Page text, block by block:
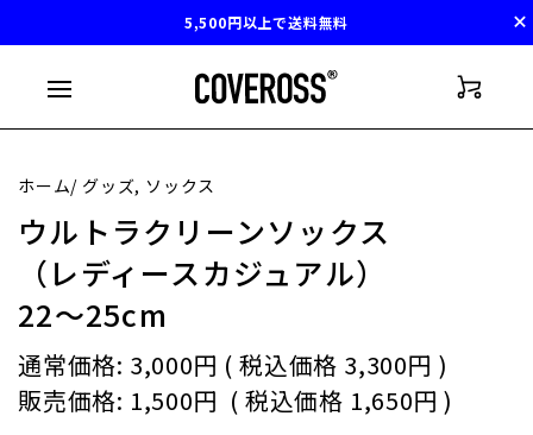
5,500円以上で送料無料
ホーム/ グッズ, ソックス
ウルトラクリーンソックス
（レディースカジュアル）
22〜25cm
通常価格: 3,000円 ( 税込価格 3,300円 )
販売価格: 1,500円 ( 税込価格 1,650円 )